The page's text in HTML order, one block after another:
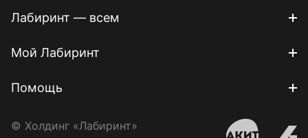
Лабиринт — всем
Мой Лабиринт
Помощь
© Холдинг «Лабиринт»